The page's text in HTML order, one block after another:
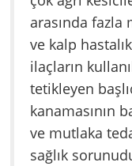
arasında fazla
ve kalp
ilaçların
tetikleyen
kanamasının
ve mutlaka
sağlık